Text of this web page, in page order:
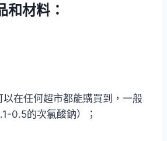
和材料：
以在任何超市都能購買到，一般
0.5的次氯酸鈉）；